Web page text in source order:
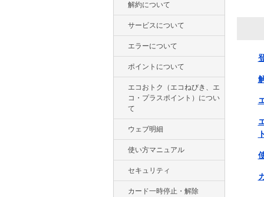
解約について
サービスについて
エラーについて
ポイントについて
エコおトク（エコねびき、エ
コ・プラスポイント）につい
て
ウェブ明細
使い方マニュアル
セキュリティ
カード一時停止・解除